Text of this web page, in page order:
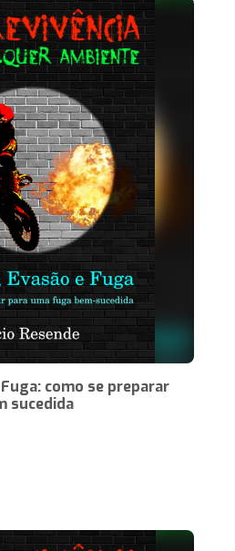
como se preparar
sucedida